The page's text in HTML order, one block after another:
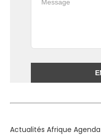
Actualités Afrique Agenda